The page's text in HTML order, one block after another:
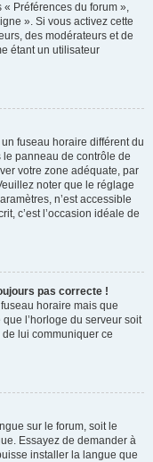
« Préférences du forum »,
». Si vous activez cette
des modérateurs et de
étant un utilisateur
fuseau horaire différent du
panneau de contrôle de
votre zone adéquate, par
noter que le réglage
n’est accessible
c’est l’occasion idéale de
pas correcte !
horaire mais que
que l’horloge du serveur soit
lui communiquer ce
sur le forum, soit le
Essayez de demander à
installer la langue que